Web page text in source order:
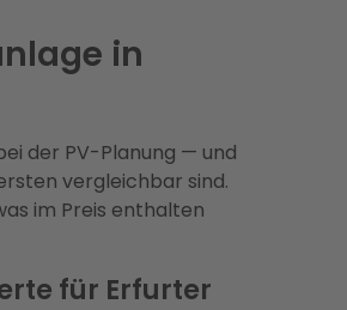
in
der PV-Planung — und
vergleichbar sind.
im Preis enthalten
für Erfurter